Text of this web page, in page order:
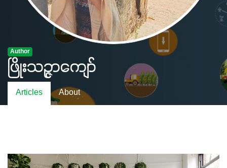
Author
ဖြိုးသဥ္ဇာကျော်
Articles About